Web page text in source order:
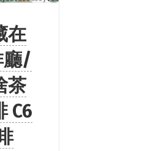
在
廳/
茶
C6